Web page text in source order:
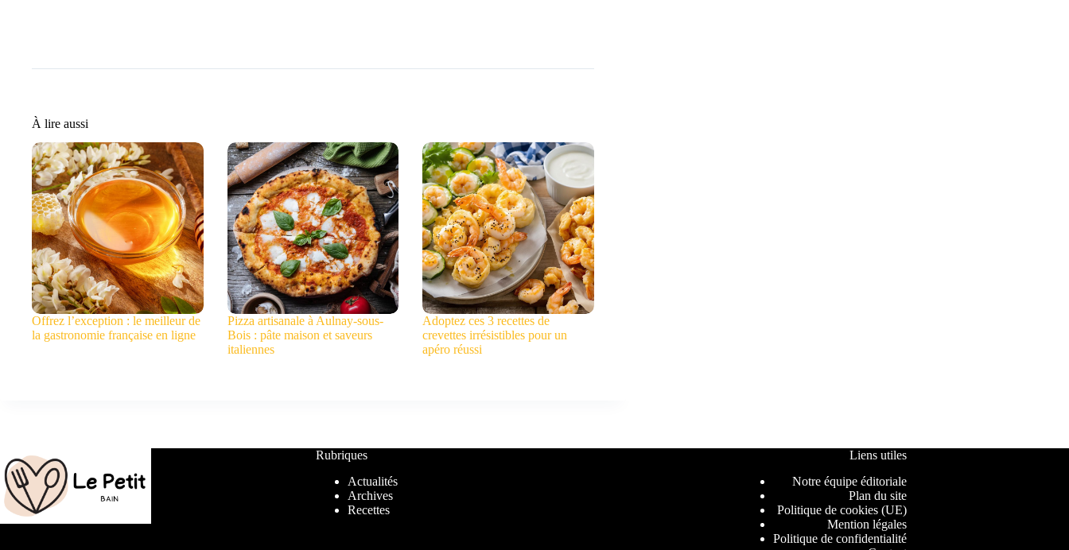
À lire aussi
Offrez l’exception : le meilleur de
la gastronomie française en ligne
Pizza artisanale à Aulnay-sous-
Bois : pâte maison et saveurs
italiennes
Adoptez ces 3 recettes de
crevettes irrésistibles pour un
apéro réussi
Rubriques
Actualités
Archives
Recettes
Liens utiles
Notre équipe éditoriale
Plan du site
Politique de cookies (UE)
Mention légales
Politique de confidentialité